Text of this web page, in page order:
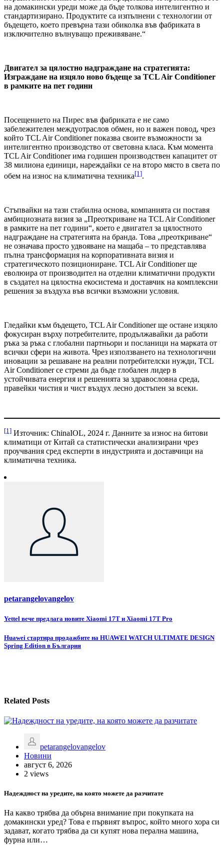
на домакински уреди може да бъде толкова интелигентно и
стандартизирано. Продуктите са изпълнени с технологии от
бъдещето, което превърна тази обиколка във фабриката в
изключително вълнуващо преживяване.“
Двигател за цялостно надграждане на стратегията:
Изграждане на изцяло ново бъдеще за TCL Air Conditioner
в рамките на пет години
Посещението на Пирес във фабриката е не само
забележителен междуотраслов обмен, но и важен повод, чрез
който TCL Air Conditioner показва своите възможности за
интелигентно производство от световна класа. Към момента
TCL Air Conditioner има годишен производствен капацитет от
38 милиона единици, нареждайки се на второ място в света по
обем на износ на климатична техника[1].
Стъпвайки на тази стабилна основа, компанията си поставя
амбициозната визия за „Преоткриване на TCL Air Conditioner
в рамките на пет години“, което е двигател за цялостното
надграждане на стратегията на бранда. Това „преоткриване“
не означава просто удвояване на мащаба – то представлява
пълна трансформация на корпоративната визия и
стратегическото позициониране. TCL Air Conditioner ще
еволюира от производител на отделни климатични продукти
в създател на цялостна екосистема и доставчик на комплексни
решения за въздуха във всички възможни условия.
Гледайки към бъдещето, TCL Air Conditioner ще остане изцяло
фокусиран върху потребителите, продължавайки да работи
ръка за ръка с глобални партньори и посланици на марката от
всички сфери на живота. Чрез използването на технологични
иновации за решаване на реални потребителски нужди, TCL
Air Conditioner се стреми да бъде глобален лидер в
устойчивата енергия и решенията за здравословна среда,
правейки чистия и чист въздух лесно достъпен за всеки.
[1] Източник: ChinaIOL, 2024 г. Данните за износ на битови
климатици от Китай са статистически анализирани чрез
проучвания сред експерти в индустрията и доставчици на
климатична техника.
petarangelovangelov
Навигация
Yettel вече предлага новите Xiaomi 17T и Xiaomi 17T Pro
Huawei стартира продажбите на HUAWEI WATCH ULTIMATE DESIGN
Spring Edition в България
Related Posts
petarangelovangelov
Новини
август 6, 2026
2 views
Надеждност на уредите, на която можете да разчитате
На какво трябва да обърна внимание при покупката на
домакински уред? Това е първият въпрос, който много хора си
задават, когато трябва да си купят нова перална машина,
фурна или…